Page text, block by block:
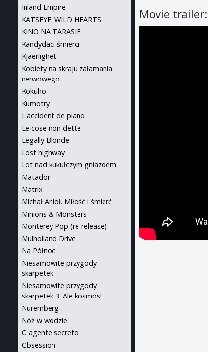
Movie trailer:
Inland Empire
KATSEYE: WILD HEARTS
KINO NA TARASIE
Kandydaci śmierci
Kjaerlighet
Kobiety na skraju załamania
nerwowego
Kokuhō
Kumotry
L'accident de piano
Le cose non dette
Legally Blonde
Lost highway
Lot nad kukułczym gniazdem
Matador
Matrix
Michał Anioł. Miłość i śmierć
Minions & Monsters
Monterey Pop (re-release)
Mulholland Drive
Na Północ
Niesamowite przygody
skarpetek
Niesamowite przygody
skarpetek 3. Ale kosmos!
Nuremberg
Nóż w wodzie
O agente secreto
Obsession